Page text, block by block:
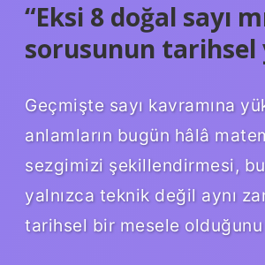
“Eksi 8 doğal sayı
sorusunun tarihsel
Geçmişte sayı kavramına
anlamların bugün hâlâ
sezgimizi şekillendirmesi,
yalnızca teknik değil aynı
tarihsel bir mesele